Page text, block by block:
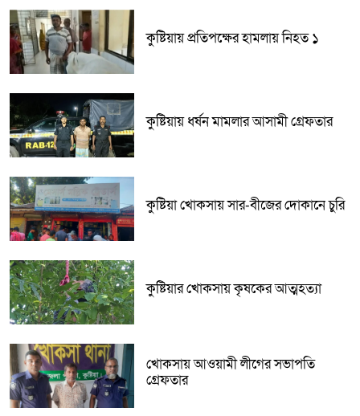
কুষ্টিয়ায় প্রতিপক্ষের হামলায় নিহত ১
কুষ্টিয়ায় ধর্ষন মামলার আসামী গ্রেফতার
কুষ্টিয়া খোকসায় সার-বীজের দোকানে চুরি
কুষ্টিয়ার খোকসায় কৃষকের আত্মহত্যা
খোকসায় আওয়ামী লীগের সভাপতি
গ্রেফতার